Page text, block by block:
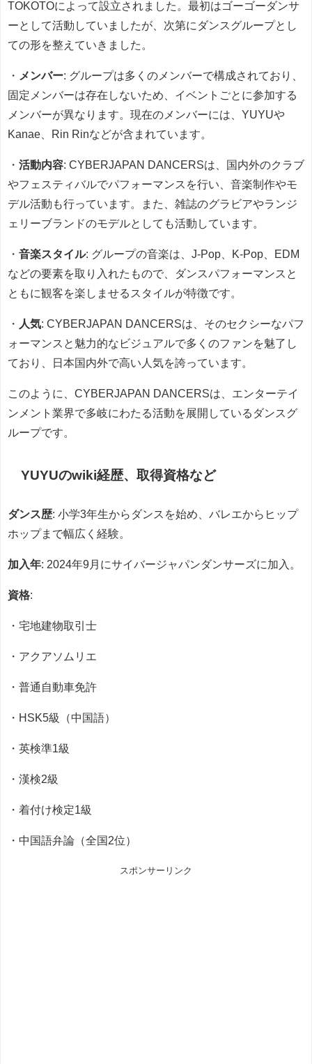
TOKOTOによって設立されました。最初はゴーゴーダンサ
ーとして活動していましたが、次第にダンスグループとし
ての形を整えていきました。
・ メンバー: グループは多くのメンバーで構成されており、
固定メンバーは存在しないため、イベントごとに参加する
メンバーが異なります。現在のメンバーには、YUYUや
Kanae、Rin Rinなどが含まれています。
・ 活動内容: CYBERJAPAN DANCERSは、国内外のクラブ
やフェスティバルでパフォーマンスを行い、音楽制作やモ
デル活動も行っています。また、雑誌のグラビアやランジ
ェリーブランドのモデルとしても活動しています。
・ 音楽スタイル: グループの音楽は、J-Pop、K-Pop、EDM
などの要素を取り入れたもので、ダンスパフォーマンスと
ともに観客を楽しませるスタイルが特徴です。
・ 人気: CYBERJAPAN DANCERSは、そのセクシーなパフ
ォーマンスと魅力的なビジュアルで多くのファンを魅了し
ており、日本国内外で高い人気を誇っています。
このように、CYBERJAPAN DANCERSは、エンターテイ
ンメント業界で多岐にわたる活動を展開しているダンスグ
ループです。
YUYUのwiki経歴、取得資格など
ダンス歴: 小学3年生からダンスを始め、バレエからヒップ
ホップまで幅広く経験。
加入年: 2024年9月にサイバージャパンダンサーズに加入。
資格:
・宅地建物取引士
・アクアソムリエ
・普通自動車免許
・HSK5級（中国語）
・英検準1級
・漢検2級
・着付け検定1級
・中国語弁論（全国2位）
スポンサーリンク